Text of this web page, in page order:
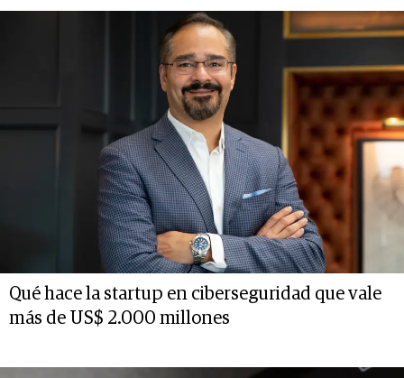
Qué hace la startup en ciberseguridad que vale
más de US$ 2.000 millones